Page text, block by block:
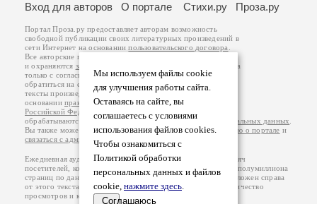
Мы используем файлы cookie
для улучшения работы сайта.
Оставаясь на сайте, вы
соглашаетесь с условиями
использования файлов cookies.
Чтобы ознакомиться с
Политикой обработки
персональных данных и файлов
cookie, нажмите здесь.
Соглашаюсь
Вход для авторов
О портале Стихи.ру Проза.ру
Портал Проза.ру предоставляет авторам возможность
свободной публикации своих литературных произведений в
сети Интернет на основаниипользовательского договора
Все авторские права на произведения принадлежат авторам
и охраняются законом
. Перепечатка произведений возможна
только с согласия его автора, к которому вы можете
обратиться на его авторской странице. Ответственность за
тексты произведений авторы несут самостоятельно на
основанииправил публикацииизаконодательства
Российской Федерации
обрабатываются на основанииПолитики обработки персональных данных
Вы также можете посмотреть более подробнуюинформацию о портале и
связаться с администрацией
Ежедневная аудитория портала Проза.ру – порядка 100 тысяч
посетителей, которые в общей сумме просматривают более полумиллиона
страниц по данным счетчика посещаемости, который расположен справа
от этого текста. В каждой графе указано по две цифры: количество
просмотров и количество посетителей.